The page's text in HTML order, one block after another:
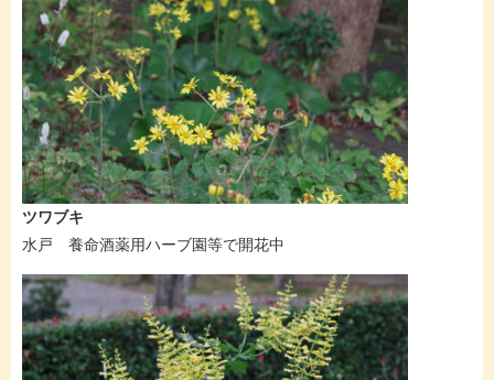
ツワブキ
水戸 養命酒薬用ハーブ園等で開花中